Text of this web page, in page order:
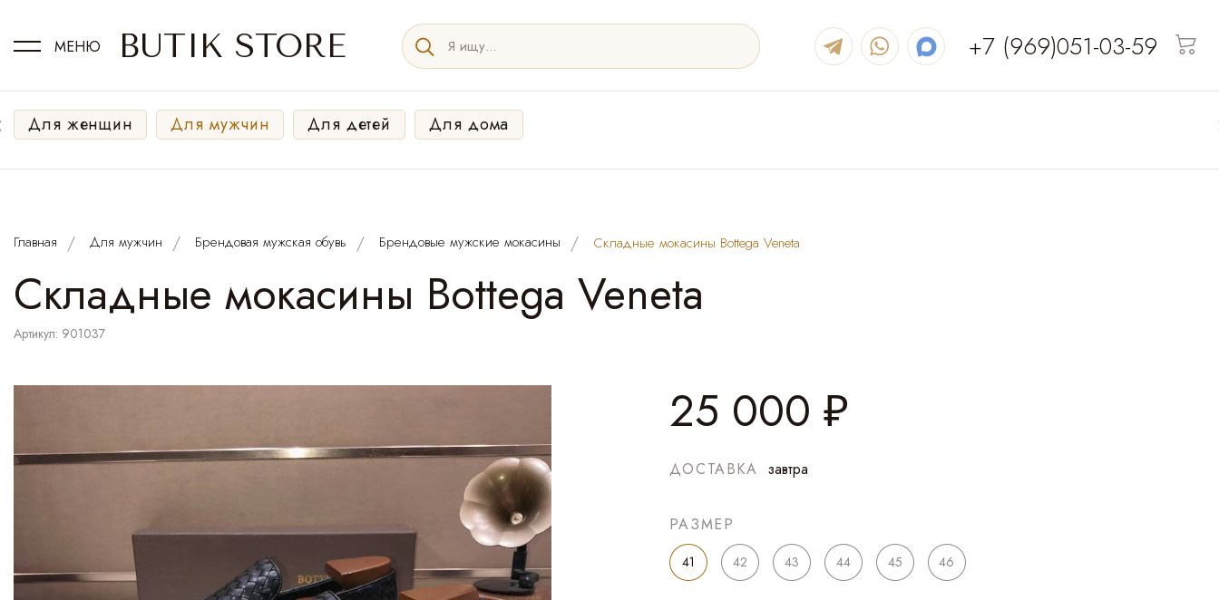
МЕНЮ BUTIK STORE +7 (969)051-03-59
Для женщин Для мужчин Для детей Для дома
Главная Для мужчин Брендовая мужская обувь Брендовые мужские мокасины Cкладные мокасины Bottega Veneta
Cкладные мокасины Bottega Veneta
Артикул: 901037
25 000 ₽
ДОСТАВКА завтра
РАЗМЕР
41 42 43 44 45 46